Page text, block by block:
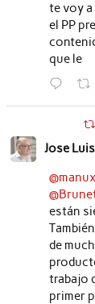
te voy a
el PP
que le
Jose
están
de
trabajo
primer